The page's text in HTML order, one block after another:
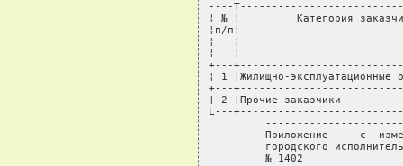
----
¦ № ¦         Категория
¦п/п¦
¦   ¦
¦   ¦
+---
¦ 1 ¦Жилищно-
+---
¦ 2 ¦Прочие заказчики
L---
Приложение  -  с
городского
         № 1402